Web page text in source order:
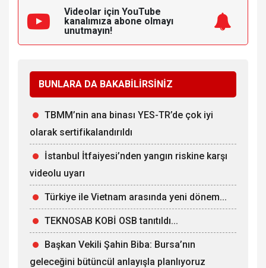
Videolar için YouTube
kanalımıza abone olmayı
unutmayın!
BUNLARA DA BAKABİLİRSİNİZ
TBMM’nin ana binası YES-TR’de çok iyi
olarak sertifikalandırıldı
İstanbul İtfaiyesi’nden yangın riskine karşı
videolu uyarı
Türkiye ile Vietnam arasında yeni dönem...
TEKNOSAB KOBİ OSB tanıtıldı...
Başkan Vekili Şahin Biba: Bursa’nın
geleceğini bütüncül anlayışla planlıyoruz